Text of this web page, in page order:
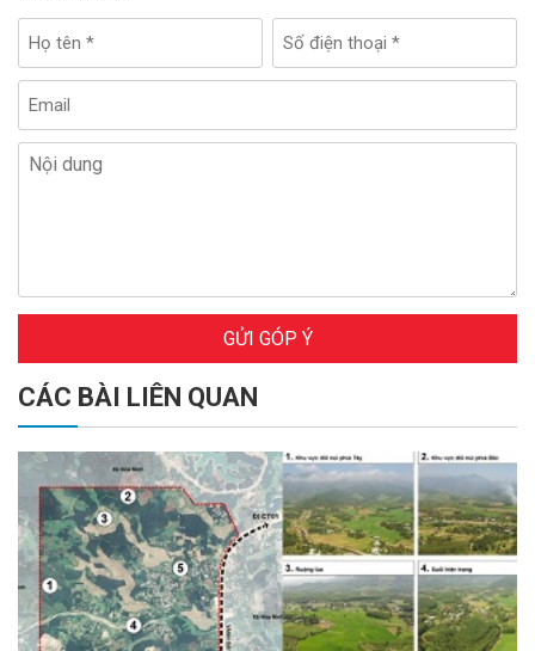
GỬI GÓP Ý
CÁC BÀI LIÊN QUAN